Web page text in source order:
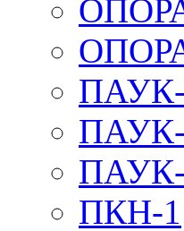
ПАУК-
ПАУК-
ПАУК-
ПКН-1